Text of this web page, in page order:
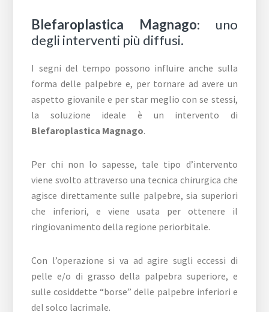
Blefaroplastica Magnago: uno
degli interventi più diffusi.
I segni del tempo possono influire anche sulla
forma delle palpebre e, per tornare ad avere un
aspetto giovanile e per star meglio con se stessi,
la soluzione ideale è un intervento di
Blefaroplastica Magnago.
Per chi non lo sapesse, tale tipo d’intervento
viene svolto attraverso una tecnica chirurgica che
agisce direttamente sulle palpebre, sia superiori
che inferiori, e viene usata per ottenere il
ringiovanimento della regione periorbitale.
Con l’operazione si va ad agire sugli eccessi di
pelle e/o di grasso della palpebra superiore, e
sulle cosiddette “borse” delle palpebre inferiori e
del solco lacrimale.